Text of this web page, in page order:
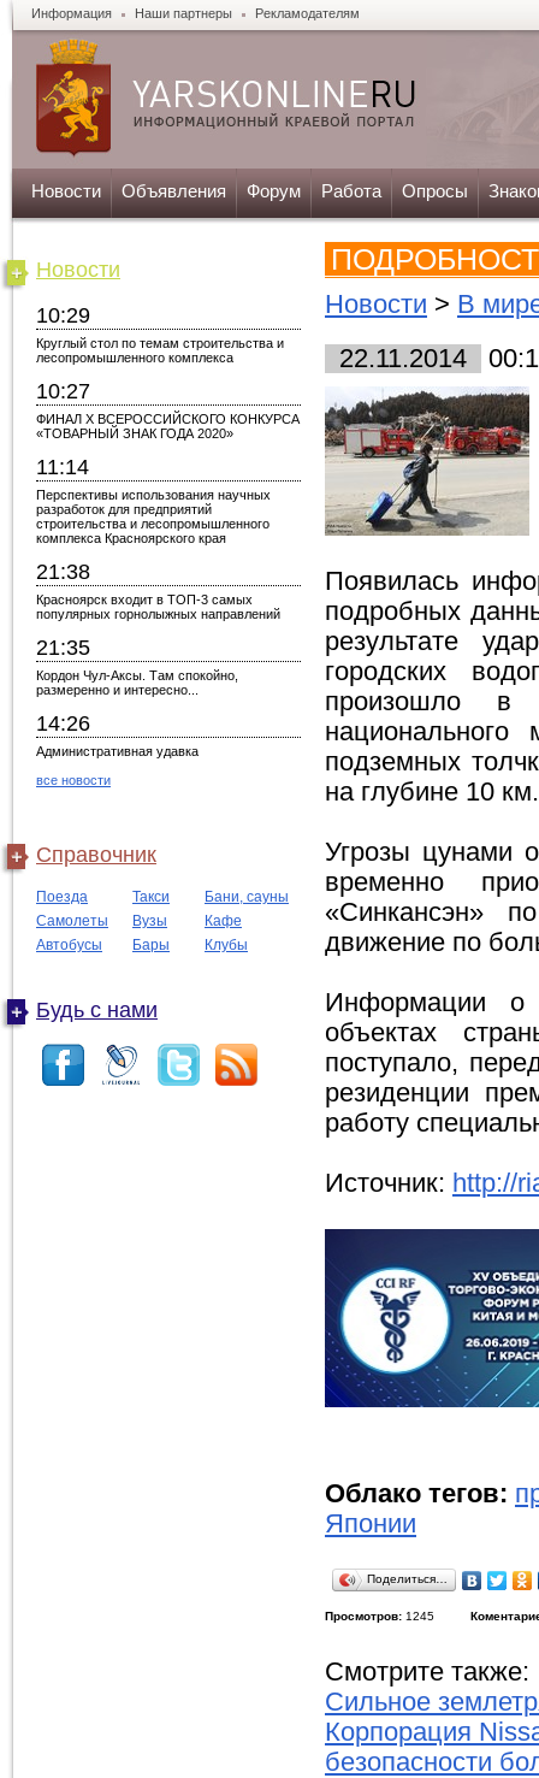
Информация Наши партнеры Рекламодателям
Новости Объявления Форум Работа Опросы
Новости
10:29
Круглый стол по темам строительства и
лесопромышленного комплекса
10:27
ФИНАЛ X ВСЕРОССИЙСКОГО КОНКУРСА
«ТОВАРНЫЙ ЗНАК ГОДА 2020»
11:14
Перспективы использования научных
разработок для предприятий
строительства и лесопромышленного
комплекса Красноярского края
21:38
Красноярск входит в ТОП-3 самых
популярных горнолыжных направлений
21:35
Кордон Чул-Аксы. Там спокойно,
размеренно и интересно...
14:26
Административная удавка
все новости
Справочник
Поезда Такси
Бани, сауны
Самолеты
Вузы
Кафе
Автобусы
Бары Клубы
Будь с нами
Новости > В
22.11.2014
Появилась
подробных
результате
городских
произошло в
национального
подземных
на глубине 10 км.
Угрозы цунами
временно
«Синкансэн»
движение по
Информации о
объектах
поступало,
резиденции
работу
Источник: http://
Облако тегов:
Японии
Поделиться…
Просмотров: 1245
Смотрите также:
Сильное
Корпорация
безопасности